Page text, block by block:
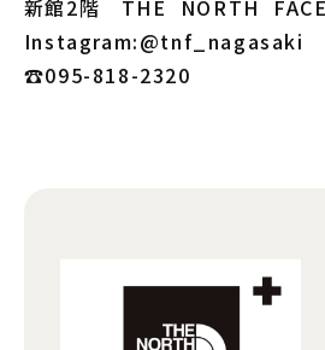
新館2階 THE NORTH
Instagram:@tnf_nagasaki
☎︎095-818-2320